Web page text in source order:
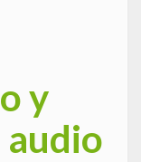
y
audio